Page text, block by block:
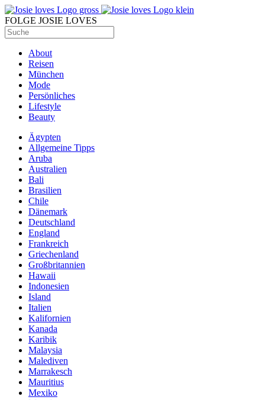
FOLGE JOSIE LOVES
About
Reisen
München
Mode
Persönliches
Lifestyle
Beauty
Ägypten
Allgemeine Tipps
Aruba
Australien
Bali
Brasilien
Chile
Dänemark
Deutschland
England
Frankreich
Griechenland
Großbritannien
Hawaii
Indonesien
Island
Italien
Kalifornien
Kanada
Karibik
Malaysia
Malediven
Marrakesch
Mauritius
Mexiko